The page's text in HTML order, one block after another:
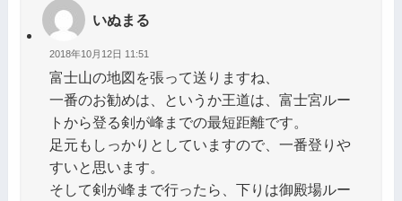
いぬまる
2018年10月12日 11:51
富士山の地図を張って送りますね、
一番のお勧めは、というか王道は、富士宮ルー
トから登る剣が峰までの最短距離です。
足元もしっかりとしていますので、一番登りや
すいと思います。
そして剣が峰まで行ったら、下りは御殿場ルー